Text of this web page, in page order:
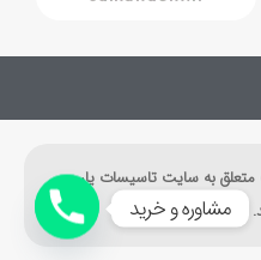
به سایت تاسیسات یار می
مشاوره و خرید